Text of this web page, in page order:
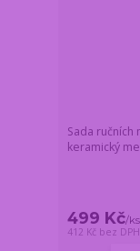
Sada ručních
keramický
499 Kč/ks
412 Kč bez DPH